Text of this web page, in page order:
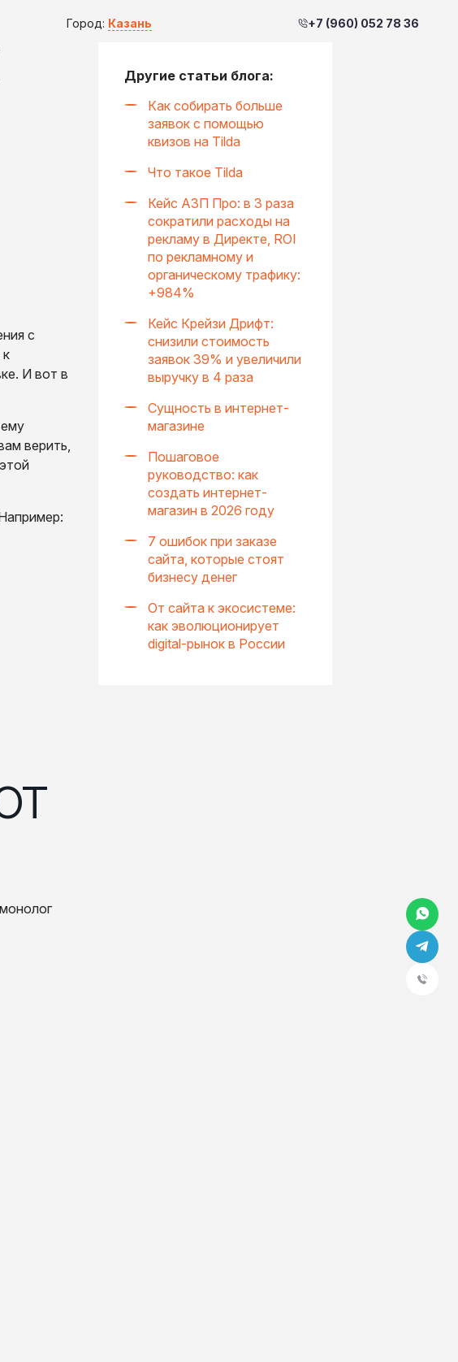
Город: Казань +7 (960) 052 78 36
с
И вот в
верить,
Другие статьи блога:
Как собирать больше
заявок с помощью
квизов на Tilda
Что такое Tilda
Кейс АЗП Про: в 3 раза
сократили расходы на
рекламу в Директе, ROI
по рекламному и
органическому трафику:
+984%
Кейс Крейзи Дрифт:
снизили стоимость
заявок 39% и увеличили
выручку в 4 раза
Сущность в интернет-
магазине
Пошаговое
руководство: как
создать интернет-
магазин в 2026 году
7 ошибок при заказе
сайта, которые стоят
бизнесу денег
От сайта к экосистеме:
как эволюционирует
digital-рынок в России